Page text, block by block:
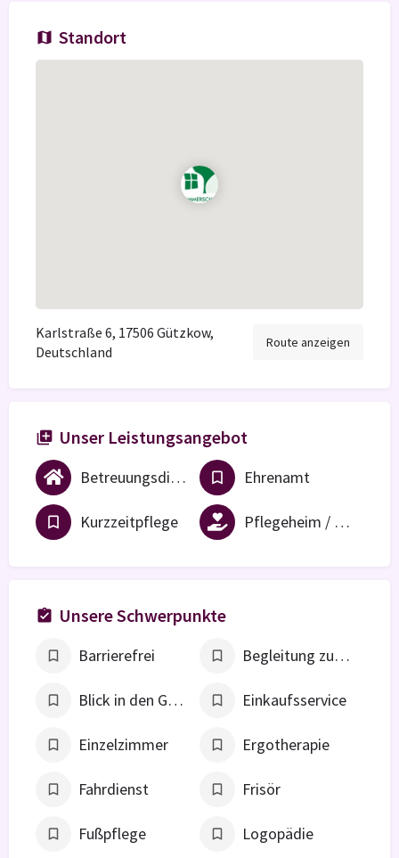
Standort
Karlstraße 6, 17506 Gützkow,
Deutschland
Route anzeigen
Unser Leistungsangebot
Betreuungsdienst Ehrenamt
Kurzzeitpflege Pflegeheim / vollstationäre Einrichtung
Unsere Schwerpunkte
Barrierefrei Begleitung zum Arzt
Blick in den Garten Einkaufsservice
Einzelzimmer Ergotherapie
Fahrdienst Frisör
Fußpflege Logopädie